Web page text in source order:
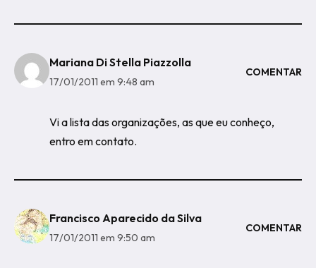
Mariana Di Stella Piazzolla
17/01/2011 em 9:48 am
COMENTAR
Vi a lista das organizações, as que eu conheço,
entro em contato.
Francisco Aparecido da Silva
17/01/2011 em 9:50 am
COMENTAR